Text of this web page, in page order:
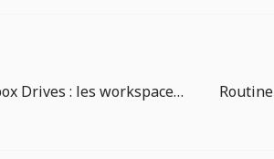
Vercel Sandbox Drives : les workspaces persistants deviennent une brique d’infrastructure agentique